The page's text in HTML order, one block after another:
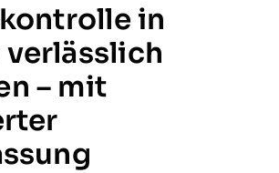
in
verlässlich
– mit